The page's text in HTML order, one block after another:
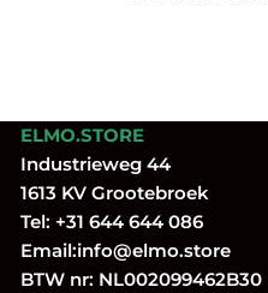
ELMO.STORE
Industrieweg 44
1613 KV Grootebroek
Tel: +31 644 644 086
Email:info@elmo.store
BTW nr: NL002099462B30